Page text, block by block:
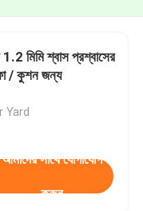
1.2 মিমি শ্বাস প্রশ্বাসের
/ কুশন জন্য
Yard
আমাদের সাথে যোগাযোগ
করুন